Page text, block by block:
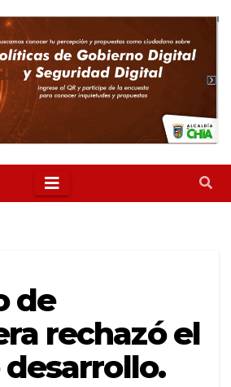
de
rechazó el